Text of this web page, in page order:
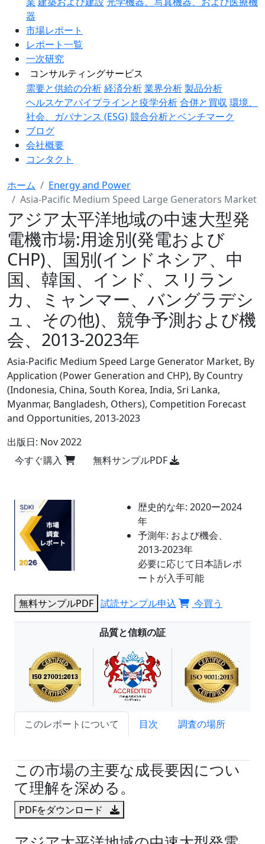
器
市場レポート
レポート一覧
一次研究
コンサルティングサービス
需要と供給の分析経済分析業界分析製品分析
ヘルスケアパイプラインと疫学分析合併と買収 環境、
社会、ガバナンス (ESG)競合分析とベンチマーク
ブログ
会社概要
コンタクト
ホーム
Energy and Power
Asia-Pacific Medium Speed Large Generators Market
アジア太平洋地域の中速大型発
電機市場:用途別(発電および
CHP)、国別(インドネシア、中
国、韓国、インド、スリラン
カ、ミャンマー、バングラデシ
ュ、その他)、競争予測および機
会、2013-2023年
Asia-Pacific Medium Speed Large Generator Market, By
Application (Power Generation and CHP), By Country
(Indonesia, China, South Korea, India, Sri Lanka,
Myanmar, Bangladesh, Others), Competition Forecast
and Opportunities, 2013-2023
出版日: Nov 2022
今すぐ購入
無料サンプルPDF
歴史的な年: 2020ー2024
年
予測年: および機会、
2013-2023年
必要に応じて日本語レポ
ートが入手可能
無料サンプルPDF 試読サンプル申込 今買う
品質と信頼の証
このレポートについて 目次
調査の場所
この市場の主要な成長要因につい
て理解を深める。
PDFをダウンロード